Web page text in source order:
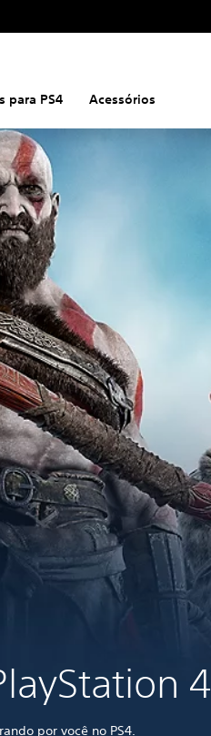
para PS4 Acessórios
4
por você no PS4.